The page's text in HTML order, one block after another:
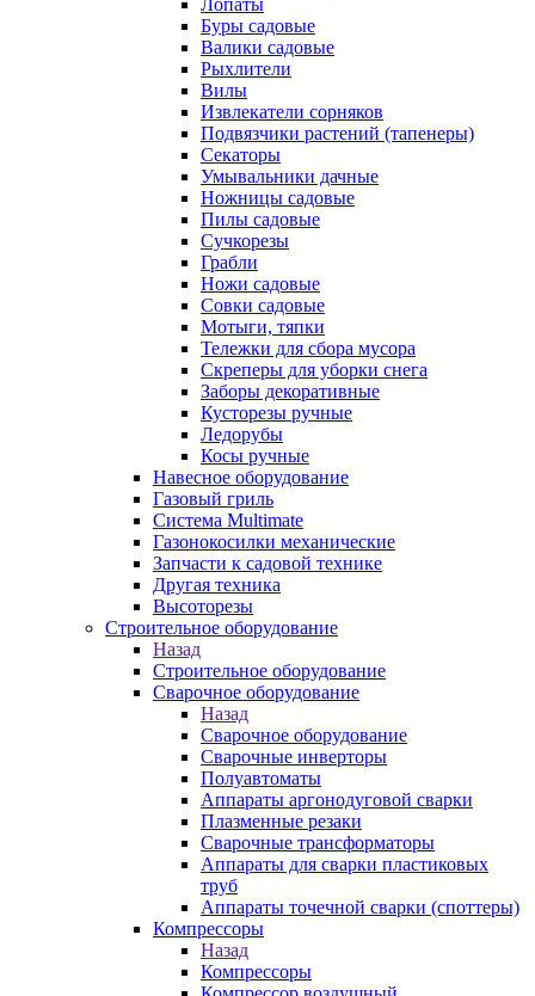
Лопаты
Буры садовые
Валики садовые
Рыхлители
Вилы
Извлекатели сорняков
Подвязчики растений (тапенеры)
Секаторы
Умывальники дачные
Ножницы садовые
Пилы садовые
Сучкорезы
Грабли
Ножи садовые
Совки садовые
Мотыги, тяпки
Тележки для сбора мусора
Скреперы для уборки снега
Заборы декоративные
Кусторезы ручные
Ледорубы
Косы ручные
Навесное оборудование
Газовый гриль
Система Multimate
Газонокосилки механические
Запчасти к садовой технике
Другая техника
Высоторезы
Строительное оборудование
Назад
Строительное оборудование
Сварочное оборудование
Назад
Сварочное оборудование
Сварочные инверторы
Полуавтоматы
Аппараты аргонодуговой сварки
Плазменные резаки
Сварочные трансформаторы
Аппараты для сварки пластиковых
труб
Аппараты точечной сварки (споттеры)
Компрессоры
Назад
Компрессоры